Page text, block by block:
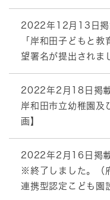
2022年12月13日掲
「岸和田子どもと
望署名が提出されま
2022年2月18日掲
岸和田市立幼稚園及
画】
2022年2月16日掲
※終了しました。（
連携型認定こども園